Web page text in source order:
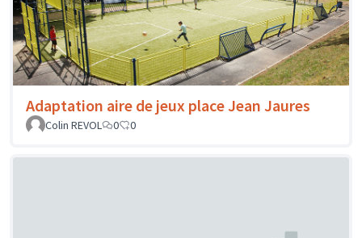
Adaptation aire de jeux place Jean Jaures
Colin REVOL 0 0